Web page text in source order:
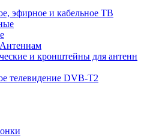
эфирное и кабельное ТВ
и кронштейны для антенн
телевидение DVB-Т2